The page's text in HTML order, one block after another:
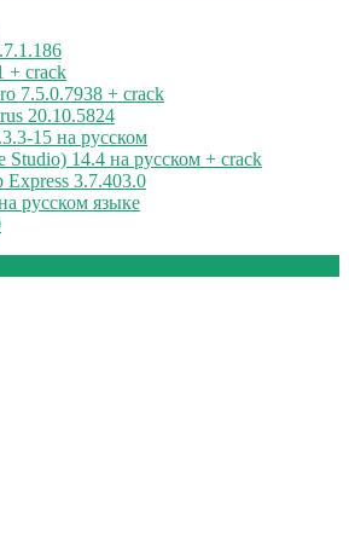
+ crack
7.5.0.7938 + crack
20.10.5824
15 на русском
Studio) 14.4 на русском + crack
Express 3.7.403.0
русском языке